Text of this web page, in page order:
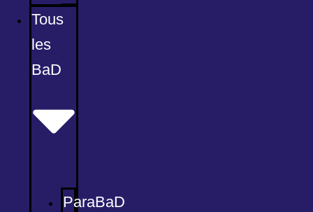
Tous
les
BaD
ParaBaD